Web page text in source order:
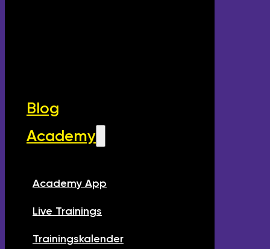
Blog
Academy
Academy App
Live Trainings
Trainingskalender